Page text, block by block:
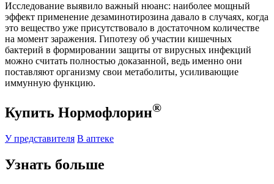
Исследование выявило важный нюанс: наиболее мощный
эффект применение дезаминотирозина давало в случаях, когда
это вещество уже присутствовало в достаточном количестве
на момент заражения. Гипотезу об участии кишечных
бактерий в формировании защиты от вирусных инфекций
можно считать полностью доказанной, ведь именно они
поставляют организму свои метаболиты, усиливающие
иммунную функцию.
Купить Нормофлорин®
У представителя В аптеке
Узнать больше